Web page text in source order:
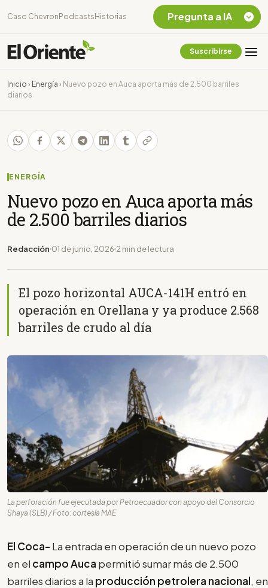
Caso Chevron Podcasts Historias
Suscribirse
Inicio › Energía › Nuevo pozo en Auca aporta más de 2.500 barriles
diarios
ENERGÍA
Nuevo pozo en Auca aporta más
de 2.500 barriles diarios
Redacción 01 de junio, 2026 2 min de lectura
El pozo horizontal AUCA-141H entró en
operación en Orellana y ya produce 2.568
barriles de crudo al día
La perforación fue ejecutada por Petroecuador con apoyo del Consorcio
Shaya (SLB) / Foto: cortesía MAE
El Coca- La entrada en operación de un nuevo pozo
en el campo Auca permitió sumar más de 2.500
barriles diarios a la producción petrolera nacional, en
Pregunta a IA
Chevron Ecuador